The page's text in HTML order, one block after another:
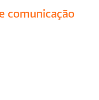
comunicação